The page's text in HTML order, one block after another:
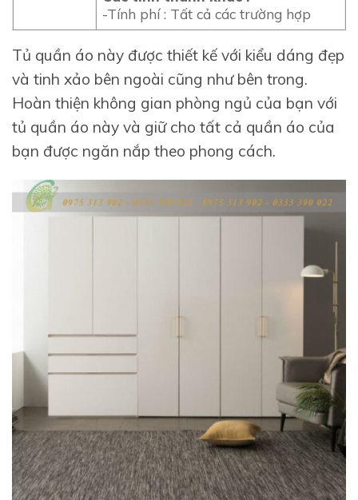
-Tính phí : Tất cả các trường hợp
Tủ quần áo này được thiết kế với kiểu dáng đẹp
và tinh xảo bên ngoài cũng như bên trong.
Hoàn thiện không gian phòng ngủ của bạn với
tủ quần áo này và giữ cho tất cả quần áo của
bạn được ngăn nắp theo phong cách.